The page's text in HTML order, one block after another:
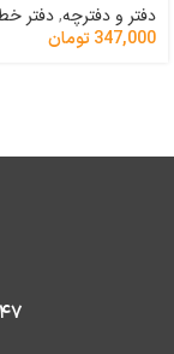
دفتر و دفترچه,دفتر
347,000تومان